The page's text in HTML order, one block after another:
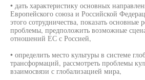
• дать характеристику основных
Европейского союза и Российской
этого сотрудничества, показать основные
проблемы, предположить возможные
отношений ЕС с Россией,
• определить место культуры в системе
трансформаций, рассмотреть проблемы
взаимосвязи с глобализацией мира,